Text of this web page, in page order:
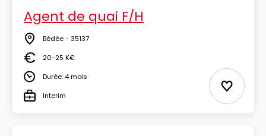
Agent de quai F/H
Lieu Bédée - 35137
Salaire20-25 K€
DuréeDurée: 4 mois
TypeInterim Ajouter